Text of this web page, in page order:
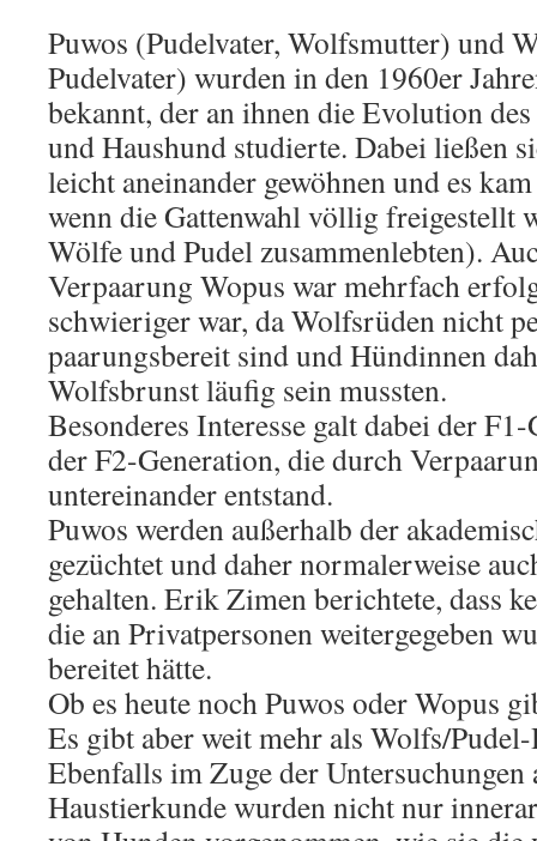
Puwos (Pudelvater, Wolfsmutter) und
Pudelvater) wurden in den 1960er
bekannt, der an ihnen die Evolution
und Haushund studierte. Dabei ließen
leicht aneinander gewöhnen und es
wenn die Gattenwahl völlig freigestellt
Wölfe und Pudel zusammenlebten).
Verpaarung Wopus war mehrfach
schwieriger war, da Wolfsrüden nicht
paarungsbereit sind und Hündinnen
Wolfsbrunst läufig sein mussten.
Besonderes Interesse galt dabei der
der F2-Generation, die durch
untereinander entstand.
Puwos werden außerhalb der
gezüchtet und daher normalerweise
gehalten. Erik Zimen berichtete, dass
die an Privatpersonen weitergegeben
bereitet hätte.
Ob es heute noch Puwos oder Wopus
Es gibt aber weit mehr als Wolfs/
Ebenfalls im Zuge der
Haustierkunde wurden nicht nur